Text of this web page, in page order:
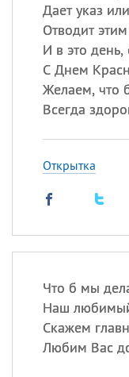
Дает указ
Отводит
И в это день,
С Днем
Желаем, что
Всегда
Открытка
Что б мы
Наш
Скажем
Любим Вас